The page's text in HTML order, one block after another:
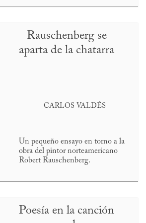
Rauschenberg se
aparta de la chatarra
CARLOS VALDÉS
Un pequeño ensayo en torno a la
obra del pintor norteamericano
Robert Rauschenberg.
Poesía en la canción